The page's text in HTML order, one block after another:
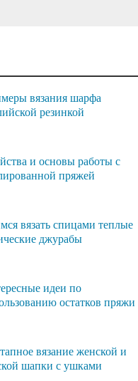
вязания шарфа
резинкой
и основы работы с
пряжей
вязать спицами теплые
джурабы
идеи по
остатков пряжи
вязание женской и
шапки с ушками